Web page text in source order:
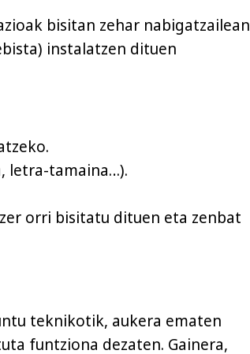
bisitan zehar nabigatzailean
instalatzen dituen
letra-tamaina…).
orri bisitatu dituen eta zenbat
teknikotik, aukera ematen
funtziona dezaten. Gainera,